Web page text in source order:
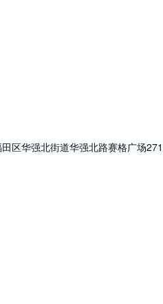
区华强北街道华强北路赛格广场